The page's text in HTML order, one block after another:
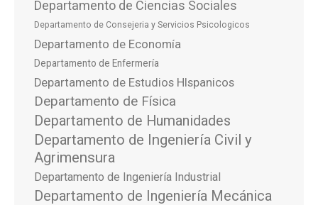
Departamento de Ciencias Sociales
Departamento de Consejeria y Servicios Psicologicos
Departamento de Economía
Departamento de Enfermería
Departamento de Estudios HIspanicos
Departamento de Física
Departamento de Humanidades
Departamento de Ingeniería Civil y
Agrimensura
Departamento de Ingeniería Industrial
Departamento de Ingeniería Mecánica